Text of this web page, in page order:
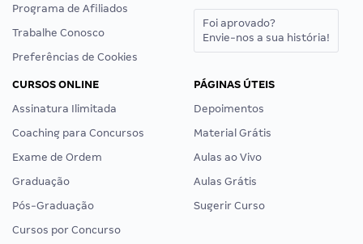
Programa de Afiliados
Trabalhe Conosco
Preferências de Cookies
Foi aprovado?
Envie-nos a sua história!
CURSOS ONLINE
Assinatura Ilimitada
Coaching para Concursos
Exame de Ordem
Graduação
Pós-Graduação
Cursos por Concurso
PÁGINAS ÚTEIS
Depoimentos
Material Grátis
Aulas ao Vivo
Aulas Grátis
Sugerir Curso